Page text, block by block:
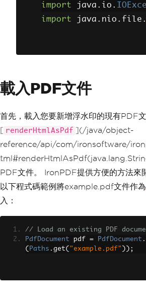
import java . io .
import java . nio . file .
載入PDF文件
首先，載入您要新增浮水印的現有PDF
[ renderHtmlAsPdf ](/java/object-
reference/api/com/ironsoftware/
PDF文件。 IronPDF提供方便的方法來
以下程式碼範例將example.pdf文件作為
入：
// Load an existing PDF
PdfDocument pdf = PdfDocument .
( Paths . get( "example.pdf" ));